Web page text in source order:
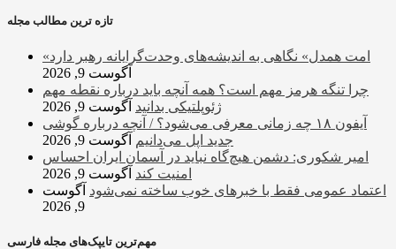
تازه ترین مطالب مجله
«امت همدل» نگاهی به اندیشه‌های وحدت‌گرایانه رهبر دارد
آگوست 9, 2026
چرا تنگه هرمز مهم است؟ همه آنچه باید درباره نقطه مهم
ژئوپلتیکی بدانید آگوست 9, 2026
آیفون ۱۸ چه زمانی معرفی می‌شود؟ / آنچه درباره گوشی
جدید اپل می‌دانیم آگوست 9, 2026
امیر شکوری: دشمن هیچ‌گاه نباید در آسمان ایران احساس
امنیت کند آگوست 9, 2026
اعتماد عمومی فقط با خبرهای خوب ساخته نمی‌شود آگوست
9, 2026
مهم‌ترین تایپک‌های مجله فارسی